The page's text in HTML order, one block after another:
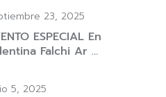
23, 2025
ESPECIAL En
Falchi Ar …
5, 2025